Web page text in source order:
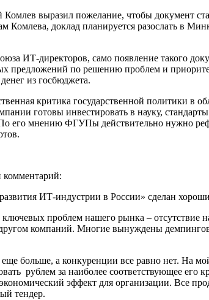
выразил пожелание, чтобы документ
Комлева, доклад планируется разослать в
ИТ-директоров, само появление такого
предложений по решению проблем и
из госбюджета.
критика государственной политики
готовы инвестировать в науку,
По его мнению ФГУПы действительно нужно
комментарий:
ИТ-индустрии в России» сделан
проблем нашего рынка – отсутствие
компаний. Многие вынуждены
больше, а конкуренции все равно нет. На
рублем за наиболее соответствующее
эффект для организации. Все
тендер.